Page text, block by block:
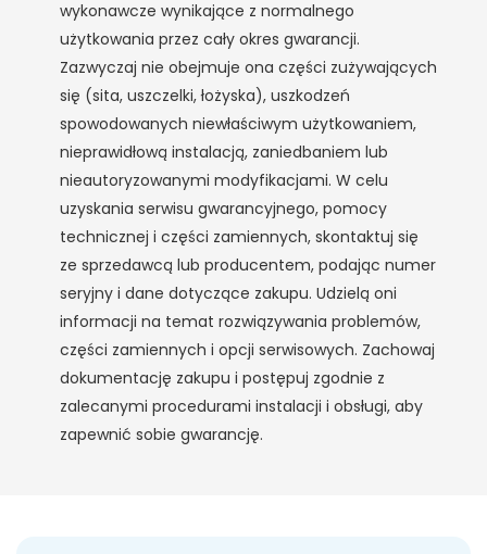
wykonawcze wynikające z normalnego
użytkowania przez cały okres gwarancji.
Zazwyczaj nie obejmuje ona części zużywających
się (sita, uszczelki, łożyska), uszkodzeń
spowodowanych niewłaściwym użytkowaniem,
nieprawidłową instalacją, zaniedbaniem lub
nieautoryzowanymi modyfikacjami. W celu
uzyskania serwisu gwarancyjnego, pomocy
technicznej i części zamiennych, skontaktuj się
ze sprzedawcą lub producentem, podając numer
seryjny i dane dotyczące zakupu. Udzielą oni
informacji na temat rozwiązywania problemów,
części zamiennych i opcji serwisowych. Zachowaj
dokumentację zakupu i postępuj zgodnie z
zalecanymi procedurami instalacji i obsługi, aby
zapewnić sobie gwarancję.